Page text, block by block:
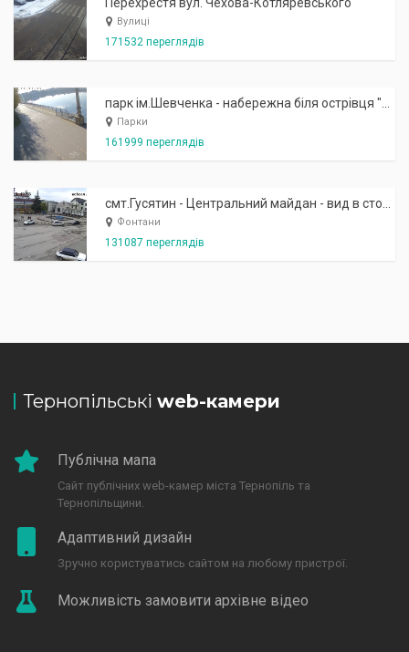
Вулиці
171532 переглядів
Парки
161999 переглядів
Фонтани
131087 переглядів
Тернопільські web-камери
Публічна мапа
Сайт публічних web-камер міста Тернопіль та
Тернопільщини.
Адаптивний дизайн
Зручно користуватись сайтом на любому пристрої.
Можливість замовити архівне відео